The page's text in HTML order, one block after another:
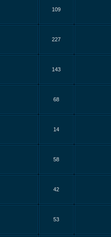
109
227
143
68
14
58
42
53